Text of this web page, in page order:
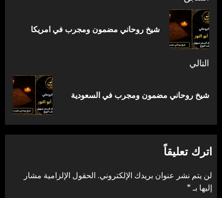
المقالات
شيخ روحاني مضمون ومجرب في امريكا
التالي
المقالة
شيخ روحاني مضمون ومجرب في السعودية
اترك تعليقاً
لن يتم نشر عنوان بريدك الإلكتروني. الحقول الإلزامية مشار
إليها بـ*